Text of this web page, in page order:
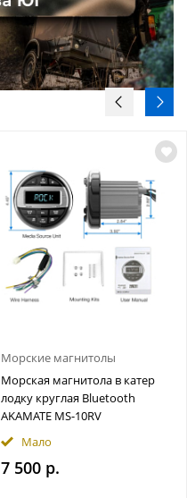
Морские магнитолы
Морская магнитола в катер
лодку круглая Bluetooth
AKAMATE MS-10RV
Мало
7 500 р.